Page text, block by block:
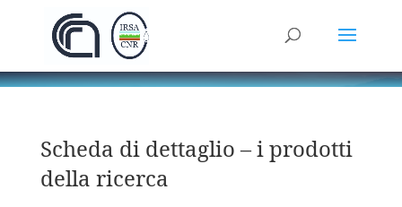
Scheda di dettaglio – i prodotti
della ricerca